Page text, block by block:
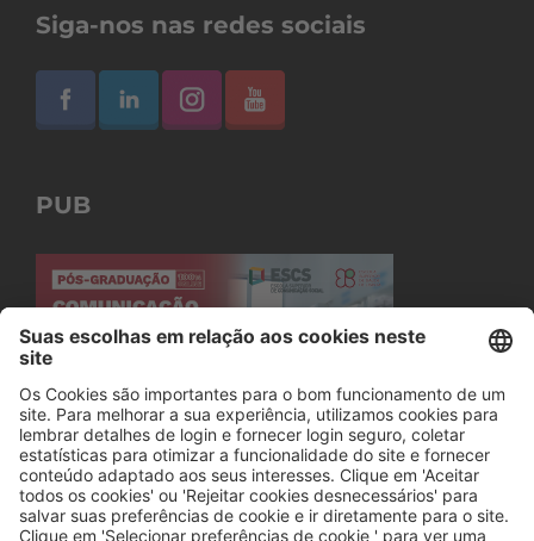
Siga-nos nas redes sociais
PUB